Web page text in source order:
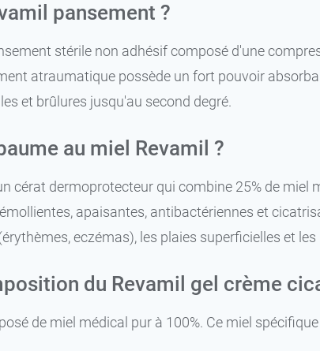
pansement ?
stérile non adhésif composé d'une
atraumatique possède un fort pouvoir
et brûlures jusqu'au second degré.
au miel Revamil ?
cérat dermoprotecteur qui combine 25% de miel
apaisantes, antibactériennes et
eczémas), les plaies superficielles et
du Revamil gel crème
de miel médical pur à 100%. Ce miel